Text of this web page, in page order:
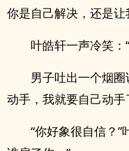
你是自己解决，还是让
叶皓轩一声冷笑：
男子吐出一个烟
动手，我就要自己动手
“你好象很自信？”